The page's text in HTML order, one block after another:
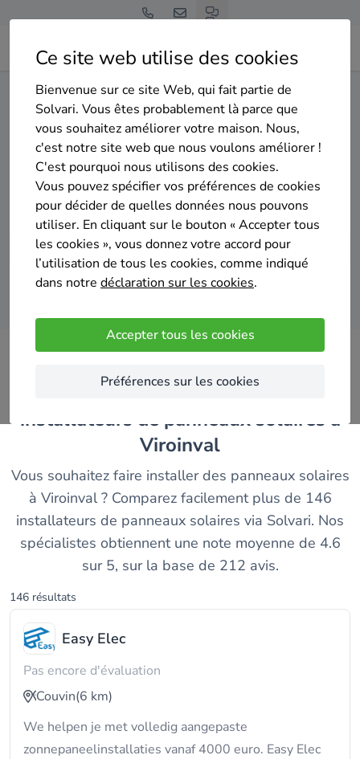
Ce site web utilise des cookies
Bienvenue sur ce site Web, qui fait partie de
Solvari. Vous êtes probablement là parce que
vous souhaitez améliorer votre maison. Nous,
c'est notre site web que nous voulons améliorer !
C'est pourquoi nous utilisons des cookies.
Vous pouvez spécifier vos préférences de cookies
pour décider de quelles données nous pouvons
utiliser. En cliquant sur le bouton « Accepter tous
les cookies », vous donnez votre accord pour
l’utilisation de tous les cookies, comme indiqué
dans notre déclaration sur les cookies.
Accepter tous les cookies
Préférences sur les cookies
Home Panneaux solaires Namur Viroinval
Gratuit et sans engagement
Top 20 des installateurs de
panneaux solaires à Viroinval
Comparer des devis
installateurs de panneaux solaires à
Viroinval
Vous souhaitez faire installer des panneaux solaires
à Viroinval ? Comparez facilement plus de 146
installateurs de panneaux solaires via Solvari. Nos
spécialistes obtiennent une note moyenne de 4.6
sur 5, sur la base de 212 avis.
146 résultats
Easy Elec
Pas encore d'évaluation
Couvin(6 km)
We helpen je met volledig aangepaste
zonnepaneelinstallaties vanaf 4000 euro. Easy Elec